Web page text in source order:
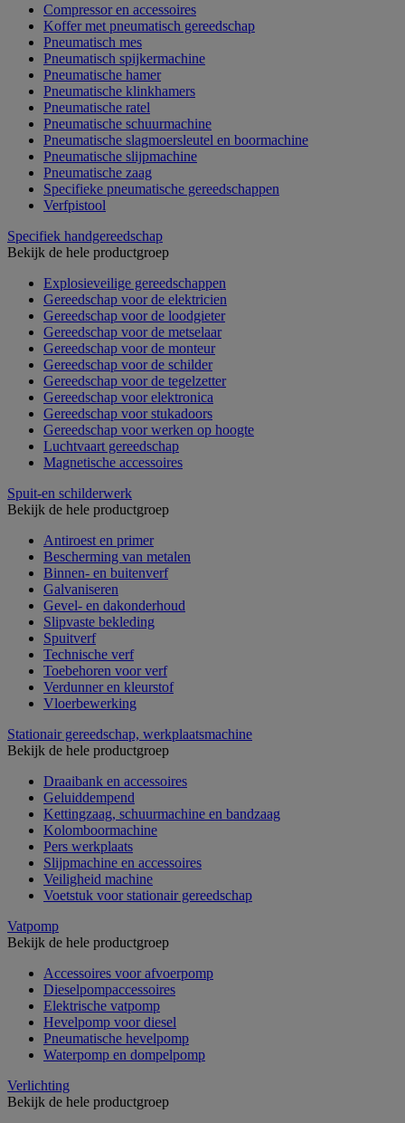
Compressor en accessoires
Koffer met pneumatisch gereedschap
Pneumatisch mes
Pneumatisch spijkermachine
Pneumatische hamer
Pneumatische klinkhamers
Pneumatische ratel
Pneumatische schuurmachine
Pneumatische slagmoersleutel en boormachine
Pneumatische slijpmachine
Pneumatische zaag
Specifieke pneumatische gereedschappen
Verfpistool
Specifiek handgereedschap
Bekijk de hele productgroep
Explosieveilige gereedschappen
Gereedschap voor de elektricien
Gereedschap voor de loodgieter
Gereedschap voor de metselaar
Gereedschap voor de monteur
Gereedschap voor de schilder
Gereedschap voor de tegelzetter
Gereedschap voor elektronica
Gereedschap voor stukadoors
Gereedschap voor werken op hoogte
Luchtvaart gereedschap
Magnetische accessoires
Spuit-en schilderwerk
Bekijk de hele productgroep
Antiroest en primer
Bescherming van metalen
Binnen- en buitenverf
Galvaniseren
Gevel- en dakonderhoud
Slipvaste bekleding
Spuitverf
Technische verf
Toebehoren voor verf
Verdunner en kleurstof
Vloerbewerking
Stationair gereedschap, werkplaatsmachine
Bekijk de hele productgroep
Draaibank en accessoires
Geluiddempend
Kettingzaag, schuurmachine en bandzaag
Kolomboormachine
Pers werkplaats
Slijpmachine en accessoires
Veiligheid machine
Voetstuk voor stationair gereedschap
Vatpomp
Bekijk de hele productgroep
Accessoires voor afvoerpomp
Dieselpompaccessoires
Elektrische vatpomp
Hevelpomp voor diesel
Pneumatische hevelpomp
Waterpomp en dompelpomp
Verlichting
Bekijk de hele productgroep